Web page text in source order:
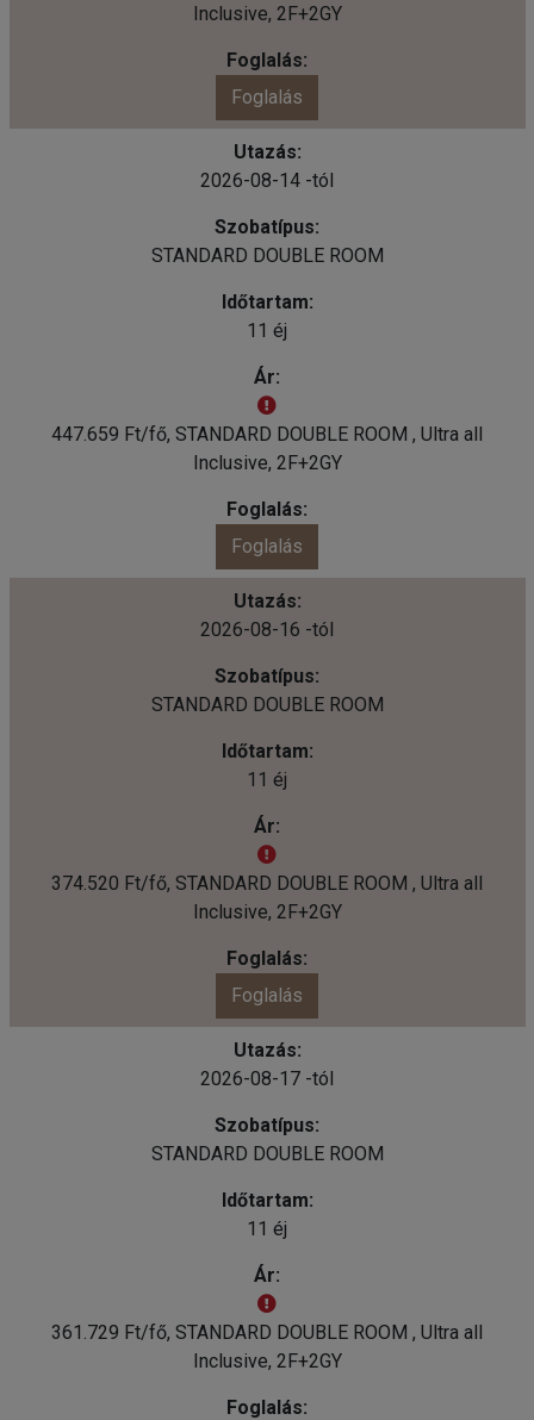
Inclusive, 2F+2GY
Foglalás
2026-08-14 -tól
STANDARD DOUBLE ROOM
11 éj
447.659 Ft/fő, STANDARD DOUBLE ROOM , Ultra all
Inclusive, 2F+2GY
Foglalás
2026-08-16 -tól
STANDARD DOUBLE ROOM
11 éj
374.520 Ft/fő, STANDARD DOUBLE ROOM , Ultra all
Inclusive, 2F+2GY
Foglalás
2026-08-17 -tól
STANDARD DOUBLE ROOM
11 éj
361.729 Ft/fő, STANDARD DOUBLE ROOM , Ultra all
Inclusive, 2F+2GY